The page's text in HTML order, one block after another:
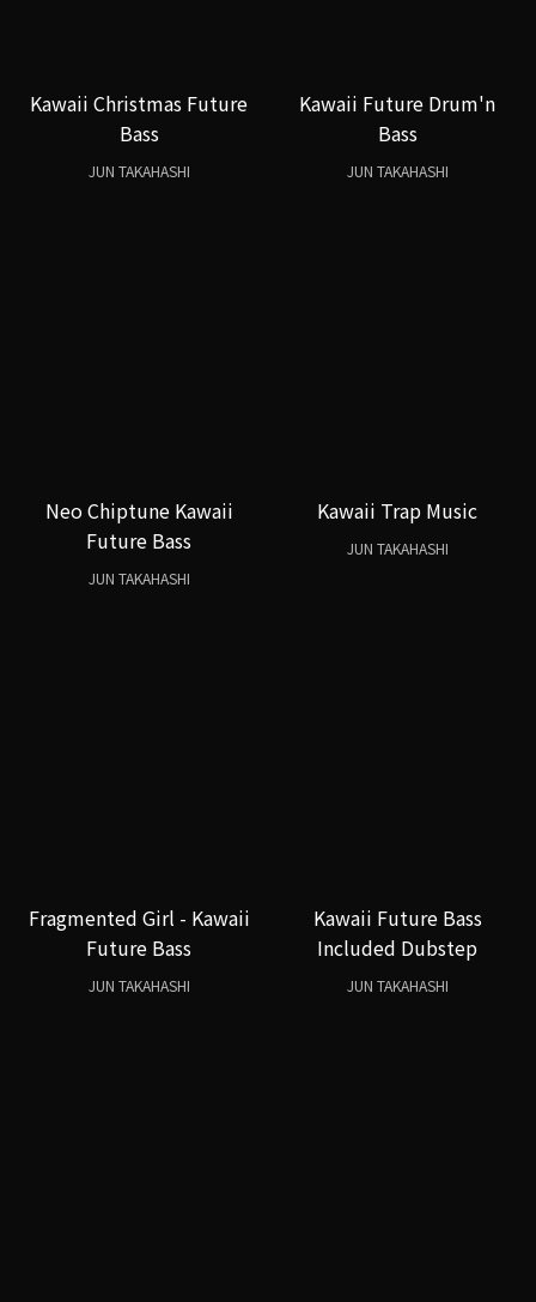
Kawaii Christmas Future
Bass
JUN TAKAHASHI
Kawaii Future Drum'n
Bass
JUN TAKAHASHI
Neo Chiptune Kawaii
Future Bass
JUN TAKAHASHI
Kawaii Trap Music
JUN TAKAHASHI
Fragmented Girl - Kawaii
Future Bass
JUN TAKAHASHI
Kawaii Future Bass
Included Dubstep
JUN TAKAHASHI